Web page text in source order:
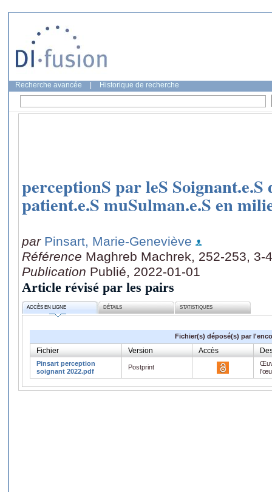
Recherche avancée Historique de recherche
perceptionS par leS Soignant.e.S
patient.e.S muSulman.e.S en
par Pinsart, Marie-Geneviève
Référence Maghreb Machrek, 252-253, 3-
Publication Publié, 2022-01-01
Article révisé par les pairs
ACCÈS EN LIGNE DÉTAILS STATISTIQUES
Fichier(s) déposé(s) par
Fichier Version Accès
Pinsart perception
soignant 2022.pdf
Postprint